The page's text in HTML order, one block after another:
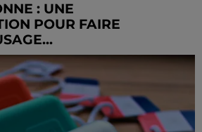
: UNE
POUR FAIRE